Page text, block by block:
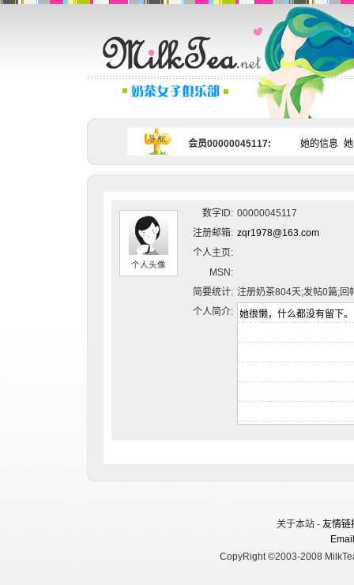
会员00000045117: 她的信息
个人头像
数字ID: 00000045117
注册邮箱: zqr1978@163.com
个人主页:
MSN:
简要统计: 注册奶茶804天;发帖0篇;回
个人简介:
关于本站 - 友情链
CopyRight ©2003-2008